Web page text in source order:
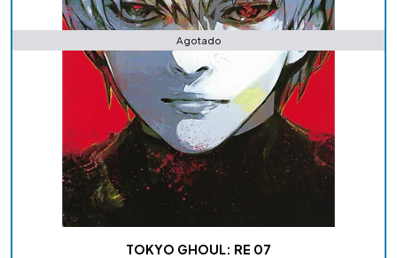
Agotado
TOKYO GHOUL: RE 07